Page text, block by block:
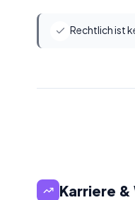
Rechtlich ist
Karriere